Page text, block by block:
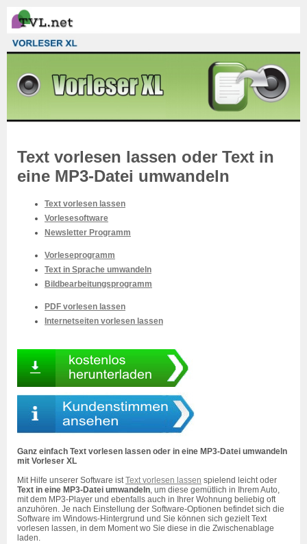
Text vorlesen lassen oder Text in
eine MP3-Datei umwandeln
Text vorlesen lassen
Vorlesesoftware
Newsletter Programm
Vorleseprogramm
Text in Sprache umwandeln
Bildbearbeitungsprogramm
PDF vorlesen lassen
Internetseiten vorlesen lassen
Ganz einfach Text vorlesen lassen oder in eine MP3-Datei umwandeln
mit Vorleser XL
Mit Hilfe unserer Software istText vorlesen lassen spielend leicht oder
Text in eine MP3-Datei umwandeln, um diese gemütlich in Ihrem Auto,
mit dem MP3-Player und ebenfalls auch in Ihrer Wohnung beliebig oft
anzuhören. Je nach Einstellung der Software-Optionen befindet sich die
Software im Windows-Hintergrund und Sie können sich gezielt Text
vorlesen lassen, in dem Moment wo Sie diese in die Zwischenablage
laden.